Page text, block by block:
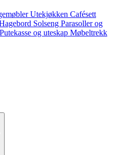
Utekjøkken Cafésett
Solseng Parasoller og
Putekasse og uteskap Møbeltrekk